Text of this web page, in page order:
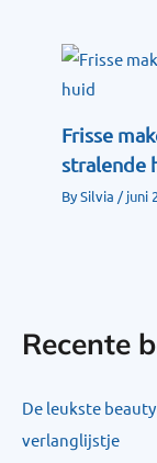
Frisse
stralende
BySilvia /juni
Recente
De leukste
verlanglijstje